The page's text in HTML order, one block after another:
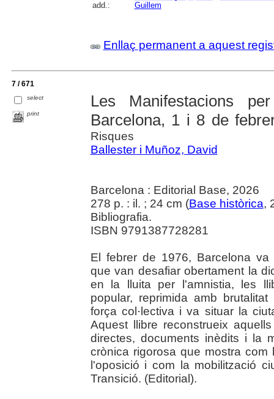
add.:
Guillem
Enllaç permanent a aquest
7 / 671
select
print
Les Manifestacions
Barcelona, 1 i 8 de
Risques
Ballester i Muñoz, David
Barcelona : Editorial Base, 2026
278 p. : il. ; 24 cm (Base històrica,
Bibliografia.
ISBN 9791387728281
El febrer de 1976, Barcelona
que van desafiar obertament la
en la lluita per l'amnistia, les
popular, reprimida amb
força col·lectiva i va situar la
Aquest llibre reconstrueix
directes, documents inèdits i la
crònica rigorosa que mostra
l'oposició i com la mobilització
Transició. (Editorial).